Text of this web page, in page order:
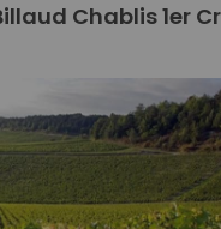
Chablis 1er